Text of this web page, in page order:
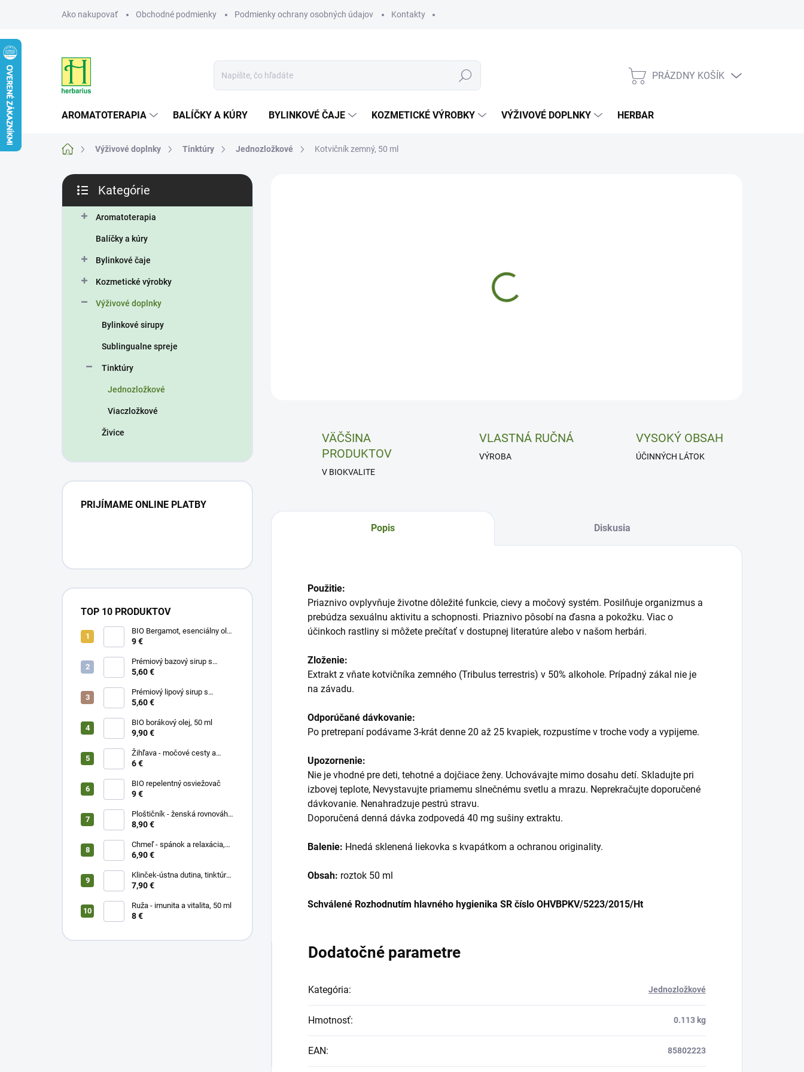
Ako nakupovať Obchodné podmienky Podmienky ochrany osobných údajov Kontakty
Hľadať
NÁKUPNÝ
PRÁZDNY KOŠÍK
AROMATOTERAPIA BALÍČKY A KÚRY BYLINKOVÉ ČAJE KOZMETICKÉ VÝROBKY VÝŽIVOVÉ DOPLNKY HERBAR
DomovVýživové doplnky Tinktúry Jednozložkové Kotvičník zemný, 50 ml
B
č
kategórie
Kategórie
Aromatoterapia
Balíčky a kúry
Bylinkové čaje
Kozmetické výrobky
Výživové doplnky
Bylinkové sirupy
Sublingualne spreje
Tinktúry
Jednozložkové
Viaczložkové
Živice
PRIJÍMAME ONLINE PLATBY
TOP 10 PRODUKTOV
BIO Bergamot, esenciálny olej
10 ml
9 €
Prémiový bazový sirup s
limetkou a vitam. C
5,60 €
Prémiový lipový sirup s
citrónom a vitamínom C
5,60 €
BIO borákový olej, 50 ml
9,90 €
Žihľava - močové cesty a
prostata, 50 ml
6 €
BIO repelentný osviežovač
9 €
Ploštičník - ženská rovnováha,
50 ml
8,90 €
Chmeľ - spánok a relaxácia,
50 ml
6,90 €
Klinček-ústna dutina, tinktúra
50 ml
7,90 €
Ruža - imunita a vitalita, 50 ml
8 €
VÄČŠINA
PRODUKTOV
V BIOKVALITE
VLASTNÁ RUČNÁ
VÝROBA
VYSOKÝ OBSAH
ÚČINNÝCH LÁTOK
Popis Diskusia
Použitie:
Priaznivo ovplyvňuje životne dôležité funkcie, cievy a močový systém. Posilňuje organizmus a
prebúdza sexuálnu aktivitu a schopnosti. Priaznivo pôsobí na ďasna a pokožku. Viac o
účinkoch rastliny si môžete prečítať v dostupnej literatúre alebo v našom herbári.
Zloženie:
Extrakt z vňate kotvičníka zemného (Tribulus terrestris) v 50% alkohole. Prípadný zákal nie je
na závadu.
Odporúčané dávkovanie:
Po pretrepaní podávame 3-krát denne 20 až 25 kvapiek, rozpustíme v troche vody a vypijeme.
Upozornenie:
Nie je vhodné pre deti, tehotné a dojčiace ženy. Uchovávajte mimo dosahu detí. Skladujte pri
izbovej teplote, Nevystavujte priamemu slnečnému svetlu a mrazu. Neprekračujte doporučené
dávkovanie. Nenahradzuje pestrú stravu.
Doporučená denná dávka zodpovedá 40 mg sušiny extraktu.
Balenie: Hnedá sklenená liekovka s kvapátkom a ochranou originality.
Obsah: roztok 50 ml
Schválené Rozhodnutím hlavného hygienika SR číslo OHVBPKV/5223/2015/Ht
Dodatočné parametre
Kategória: Jednozložkové
Hmotnosť: 0.113 kg
EAN: 85802223